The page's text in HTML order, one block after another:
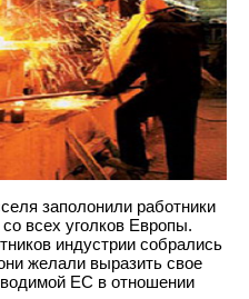
заполонили работники
всех уголков Европы.
индустрии собрались
желали выразить свое
ЕС в отношении